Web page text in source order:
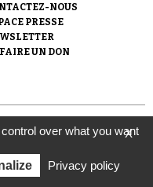
NOUS
PRESSE
FAIRE UN DON
réalisation de
loi de 1901) avec
de la Shoah.
X
over what you want
Privacy policy